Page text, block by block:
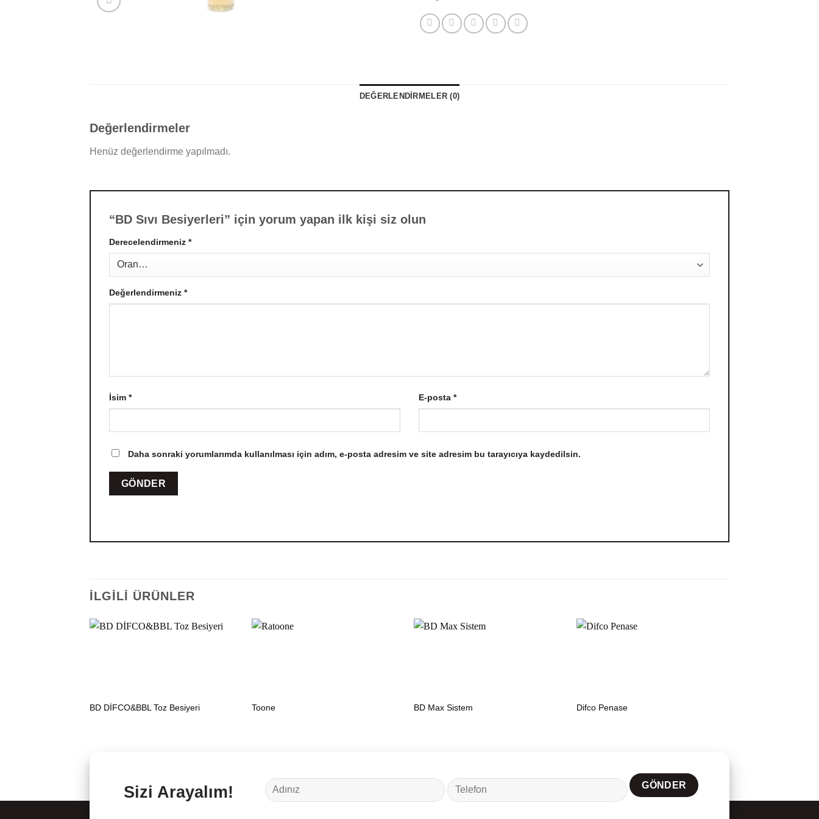
DEĞERLENDIRMELER (0)
Değerlendirmeler
Henüz değerlendirme yapılmadı.
“BD Sıvı Besiyerleri” için yorum yapan ilk kişi siz olun
Derecelendirmeniz *
Değerlendirmeniz *
İsim * E-posta *
Daha sonraki yorumlarımda kullanılması için adım, e-posta adresim ve site adresim bu tarayıcıya kaydedilsin.
İLGILI ÜRÜNLER
BD DİFCO&BBL Toz Besiyeri Toone BD Max Sistem Difco Penase
Sizi Arayalım!